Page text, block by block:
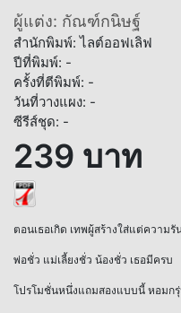
ผู้แต่ง: กัณฑ์กนิษฐ์
สำนักพิมพ์: ไลต์ออฟเลิฟ
ปีที่พิมพ์: -
ครั้งที่ตีพิมพ์: -
วันที่วางแผง: -
ซีรีส์ชุด: -
239 บาท
ตอนเธอเกิด เทพผู้สร้างใส่แต่ความ
พ่อชั่ว แม่เลี้ยงชั่ว น้องชั่ว เธอมีครบ
โปรโมชั่นหนึ่งแถมสองแบบนี้ หอมก